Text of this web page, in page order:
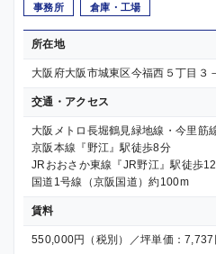
事務所 倉庫・工場
所在地
大阪府大阪市城東区今福西５丁目３
交通・アクセス
大阪メトロ長堀鶴見緑地線・今里筋
京阪本線『野江』駅徒歩8分
JRおおさか東線『JR野江』駅徒歩
国道1号線（京阪国道）約100m
賃料
550,000円（税別）／坪単価：7,737